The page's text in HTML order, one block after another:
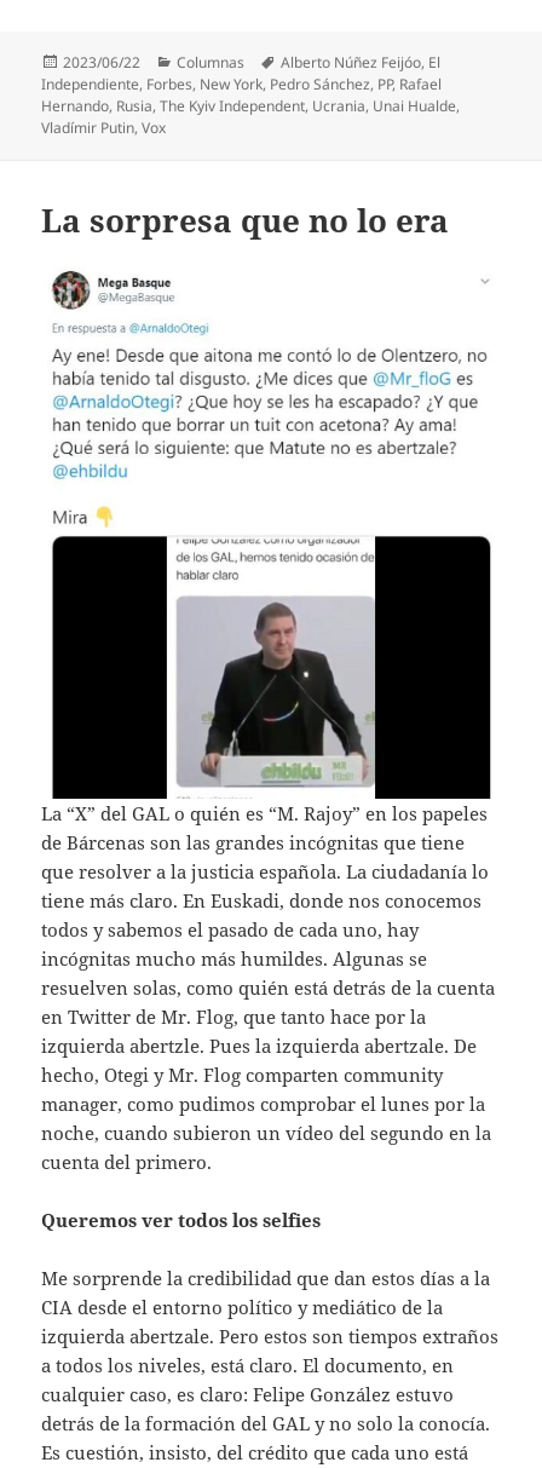
Publicado
el
2023/06/22 Categorías
Columnas Etiquetas
Alberto Núñez Feijóo, El
Independiente, Forbes, New York, Pedro Sánchez, PP, Rafael
Hernando, Rusia,The Kyiv Independent, Ucrania, Unai Hualde,
Vladímir Putin,Vox
La sorpresa que no lo era
La “X” del GAL o quién es “M. Rajoy” en los papeles
de Bárcenas son las grandes incógnitas que tiene
que resolver a la justicia española. La ciudadanía lo
tiene más claro. En Euskadi, donde nos conocemos
todos y sabemos el pasado de cada uno, hay
incógnitas mucho más humildes. Algunas se
resuelven solas, como quién está detrás de la cuenta
en Twitter de Mr. Flog, que tanto hace por la
izquierda abertzle. Pues la izquierda abertzale. De
hecho, Otegi y Mr. Flog comparten community
manager, como pudimos comprobar el lunes por la
noche, cuando subieron un vídeo del segundo en la
cuenta del primero.
Queremos ver todos los selfies
Me sorprende la credibilidad que dan estos días a la
CIA desde el entorno político y mediático de la
izquierda abertzale. Pero estos son tiempos extraños
a todos los niveles, está claro. El documento, en
cualquier caso, es claro: Felipe González estuvo
detrás de la formación del GAL y no solo la conocía.
Es cuestión, insisto, del crédito que cada uno está